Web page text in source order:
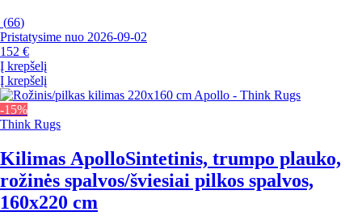
(66)
Pristatysime nuo 2026‑09‑02
152 €
Į krepšelį
Į krepšelį
-15%
Think Rugs
Kilimas ApolloSintetinis, trumpo plauko,
rožinės spalvos/šviesiai pilkos spalvos,
160x220 cm